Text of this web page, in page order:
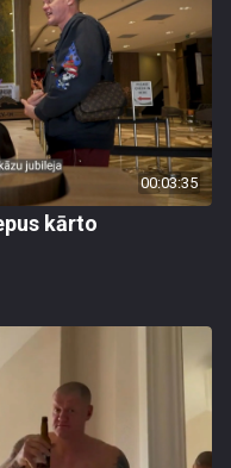
00:03:35
kārto